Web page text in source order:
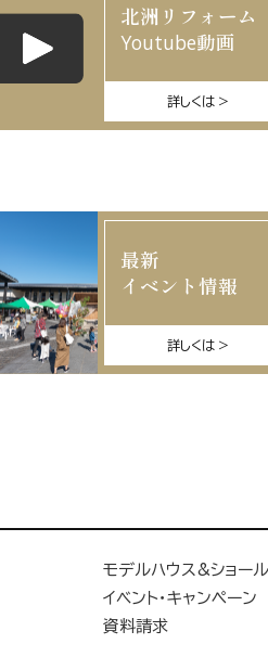
北洲リフォーム
Youtube動画
詳しくは
最新
イベント情報
詳しくは
モデルハウス&ショー
イベント・キャンペーン
資料請求